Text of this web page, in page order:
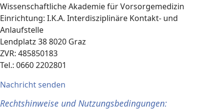
Wissenschaftliche Akademie für Vorsorgemedizin
Einrichtung: I.K.A. Interdisziplinäre Kontakt- und
Anlaufstelle
Lendplatz 38 8020 Graz
ZVR: 485850183
Tel.: 0660 2202801
Nachricht senden
Rechtshinweise und Nutzungsbedingungen: